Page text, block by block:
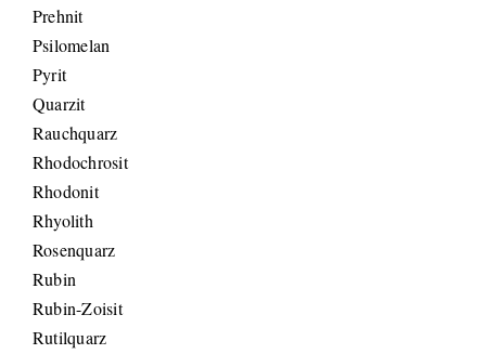
Prehnit
Psilomelan
Pyrit
Quarzit
Rauchquarz
Rhodochrosit
Rhodonit
Rhyolith
Rosenquarz
Rubin
Rubin-Zoisit
Rutilquarz